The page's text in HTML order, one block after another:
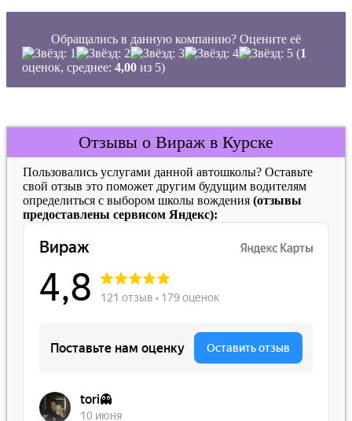
Обращались в данную компанию? Оцените её
(1
оценок, среднее: 4,00 из 5)
Отзывы о Вираж в Курске
Пользовались услугами данной автошколы? Оставьте
свой отзыв это поможет другим будущим водителям
определиться с выбором школы вождения (отзывы
предоставлены сервисом Яндекс):